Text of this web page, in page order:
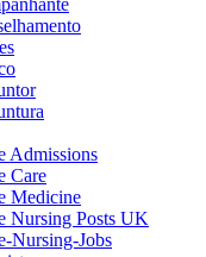
Admissions
Care
Medicine
Nursing Posts UK
Nursing-Jobs